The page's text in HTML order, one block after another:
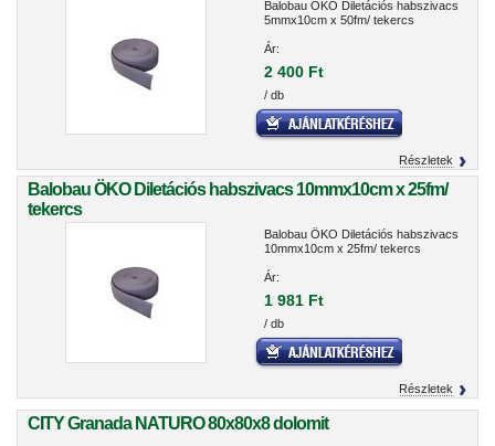
Balobau ÖKO Diletációs habszivacs
5mmx10cm x 50fm/ tekercs
Ár:
2 400 Ft
/ db
Részletek
Balobau ÖKO Diletációs habszivacs 10mmx10cm x 25fm/
tekercs
Balobau ÖKO Diletációs habszivacs
10mmx10cm x 25fm/ tekercs
Ár:
1 981 Ft
/ db
Részletek
CITY Granada NATURO 80x80x8 dolomit